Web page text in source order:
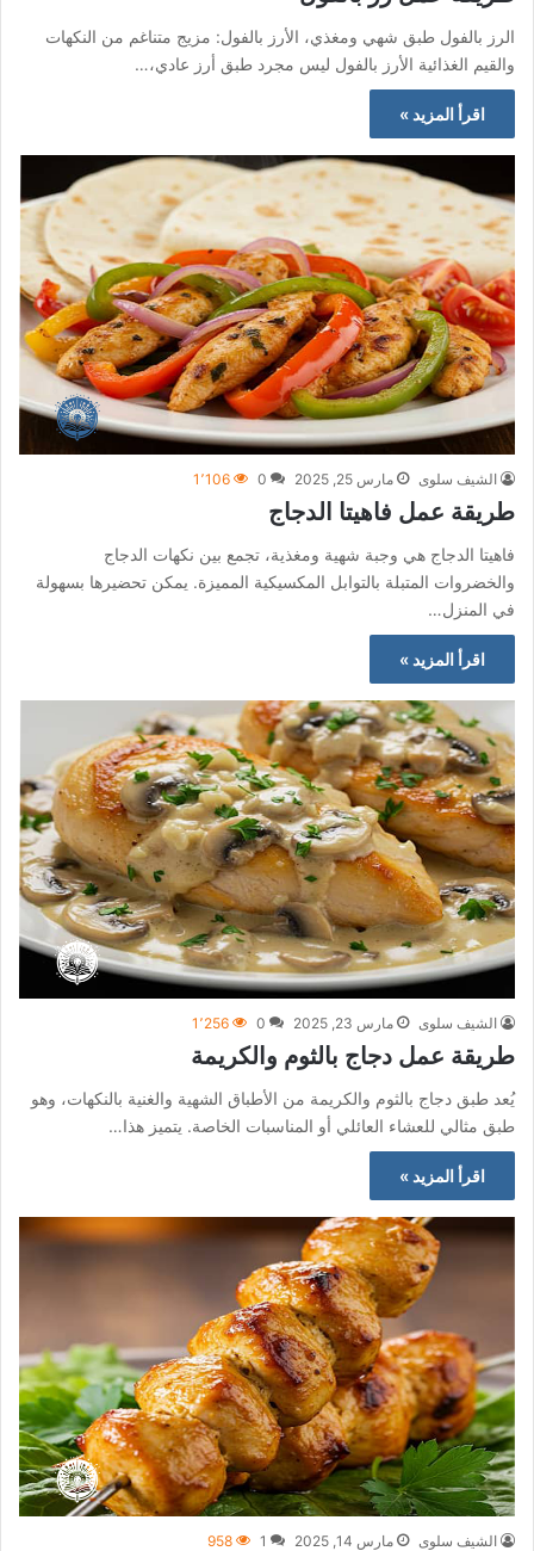
الرز بالفول طبق شهي ومغذي، الأرز بالفول: مزيج متناغم من النكهات
والقيم الغذائية الأرز بالفول ليس مجرد طبق أرز عادي،…
اقرأ المزيد »
الشيف سلوى مارس 25, 2025 0 1٬106
طريقة عمل فاهيتا الدجاج
فاهيتا الدجاج هي وجبة شهية ومغذية، تجمع بين نكهات الدجاج
والخضروات المتبلة بالتوابل المكسيكية المميزة. يمكن تحضيرها بسهولة
في المنزل…
اقرأ المزيد »
الشيف سلوى مارس 23, 2025 0 1٬256
طريقة عمل دجاج بالثوم والكريمة
يُعد طبق دجاج بالثوم والكريمة من الأطباق الشهية والغنية بالنكهات، وهو
طبق مثالي للعشاء العائلي أو المناسبات الخاصة. يتميز هذا…
اقرأ المزيد »
الشيف سلوى مارس 14, 2025 1
958